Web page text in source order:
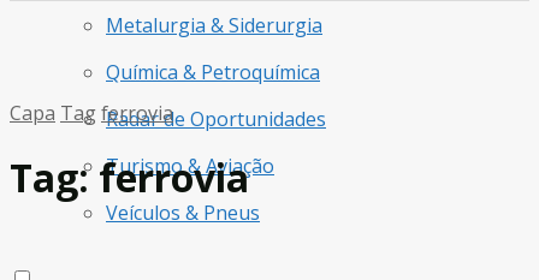
Metalurgia & Siderurgia
Química & Petroquímica
Radar de Oportunidades
Turismo & Aviação
Veículos & Pneus
Capa Tagferrovia
Tag:ferrovia